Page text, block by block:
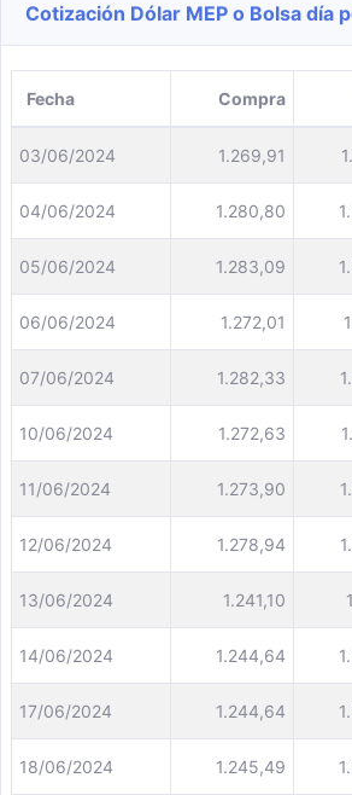
Cotización Dólar MEP o Bolsa día
Fecha Compra
03/06/2024 1.269,91
04/06/2024 1.280,80
05/06/2024 1.283,09
06/06/2024 1.272,01
07/06/2024 1.282,33
10/06/2024 1.272,63
11/06/2024 1.273,90
12/06/2024 1.278,94
13/06/2024 1.241,10
14/06/2024 1.244,64
17/06/2024 1.244,64
18/06/2024 1.245,49